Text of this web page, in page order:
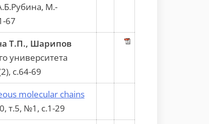
М.-
67
Т.П., Шарипов
университета
с.64-69
molecular chains
т.5, №1, с.1-29